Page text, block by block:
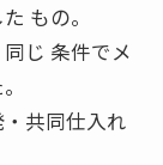
もの。
じ 条件でメ
共同仕入れ